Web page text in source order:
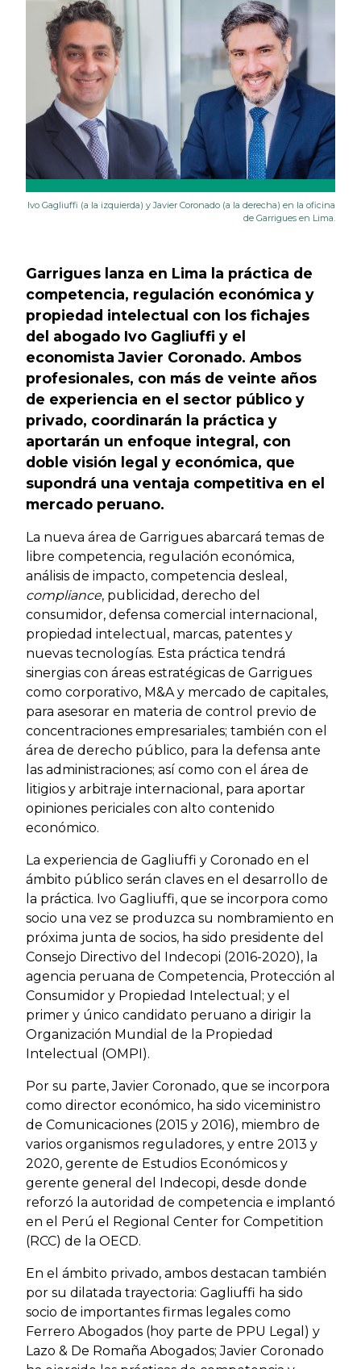
Ivo Gagliuffi (a la izquierda) y Javier Coronado (a la derecha) en la oficina
de Garrigues en Lima.
Garrigues lanza en Lima la práctica de
competencia, regulación económica y
propiedad intelectual con los fichajes
del abogado Ivo Gagliuffi y el
economista Javier Coronado. Ambos
profesionales, con más de veinte años
de experiencia en el sector público y
privado, coordinarán la práctica y
aportarán un enfoque integral, con
doble visión legal y económica, que
supondrá una ventaja competitiva en el
mercado peruano.
La nueva área de Garrigues abarcará temas de
libre competencia, regulación económica,
análisis de impacto, competencia desleal,
compliance, publicidad, derecho del
consumidor, defensa comercial internacional,
propiedad intelectual, marcas, patentes y
nuevas tecnologías. Esta práctica tendrá
sinergias con áreas estratégicas de Garrigues
como corporativo, M&A y mercado de capitales,
para asesorar en materia de control previo de
concentraciones empresariales; también con el
área de derecho público, para la defensa ante
las administraciones; así como con el área de
litigios y arbitraje internacional, para aportar
opiniones periciales con alto contenido
económico.
La experiencia de Gagliuffi y Coronado en el
ámbito público serán claves en el desarrollo de
la práctica. Ivo Gagliuffi, que se incorpora como
socio una vez se produzca su nombramiento en
próxima junta de socios, ha sido presidente del
Consejo Directivo del Indecopi (2016-2020), la
agencia peruana de Competencia, Protección al
Consumidor y Propiedad Intelectual; y el
primer y único candidato peruano a dirigir la
Organización Mundial de la Propiedad
Intelectual (OMPI).
Por su parte, Javier Coronado, que se incorpora
como director económico, ha sido viceministro
de Comunicaciones (2015 y 2016), miembro de
varios organismos reguladores, y entre 2013 y
2020, gerente de Estudios Económicos y
gerente general del Indecopi, desde donde
reforzó la autoridad de competencia e implantó
en el Perú el Regional Center for Competition
(RCC) de la OECD.
En el ámbito privado, ambos destacan también
por su dilatada trayectoria: Gagliuffi ha sido
socio de importantes firmas legales como
Ferrero Abogados (hoy parte de PPU Legal) y
Lazo & De Romaña Abogados; Javier Coronado